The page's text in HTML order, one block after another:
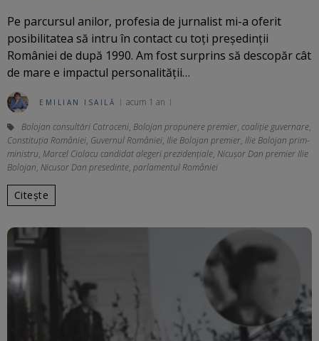
Pe parcursul anilor, profesia de jurnalist mi-a oferit
posibilitatea să intru în contact cu toți președinții
României de după 1990. Am fost surprins să descopăr cât
de mare e impactul personalității…
EMILIAN ISAILĂ acum 1 an
Bolojan consultări Cotroceni, Bolojan propunere premier, coaliție guvernare,
Constituția României, Guvernul României, Ilie Bolojan premier, Ilie Bolojan prim-
ministru, Marcel Ciolacu candidat alegeri prezidențiale, Nicușor Dan premier Ilie
Bolojan, Nicusor Dan presedinte, parlamentul României
Citește